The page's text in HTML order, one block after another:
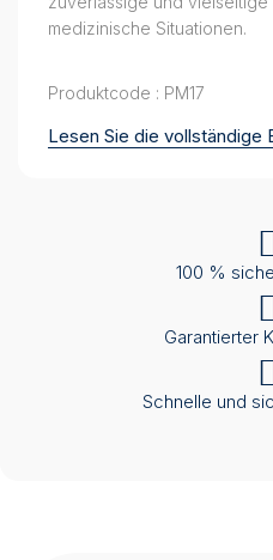
medizinische Situationen.
Produktcode : PM17
Lesen Sie die vollständige
100 %
Garantierter
Schnelle und